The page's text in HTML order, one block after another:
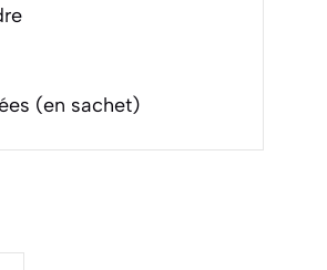
(en sachet)